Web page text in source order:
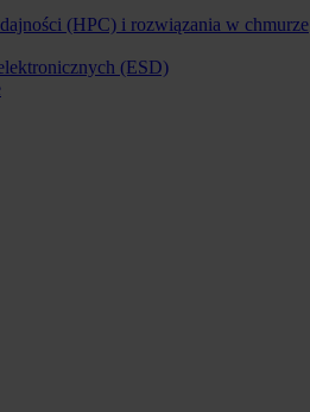
(HPC) i rozwiązania w chmurze
(ESD)